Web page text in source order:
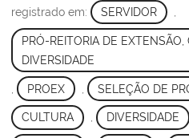
registrado em: SERVIDOR
PRÓ-REITORIA DE
DIVERSIDADE
PROEX SELEÇÃO DE
CULTURA , DIVERSIDADE